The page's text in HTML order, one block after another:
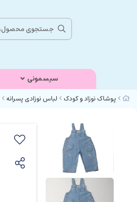
سیسمونی
پوشاک نوزاد و کودک لباس نوزادی پسرانه